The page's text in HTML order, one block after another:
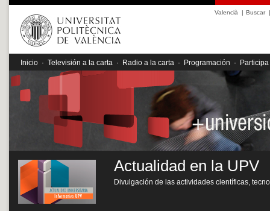
Valencià | Buscar|
Inicio · Televisión a la carta · Radio a la carta · Programación · Participa
Actualidad en la UPV
Divulgación de las actividades científicas,